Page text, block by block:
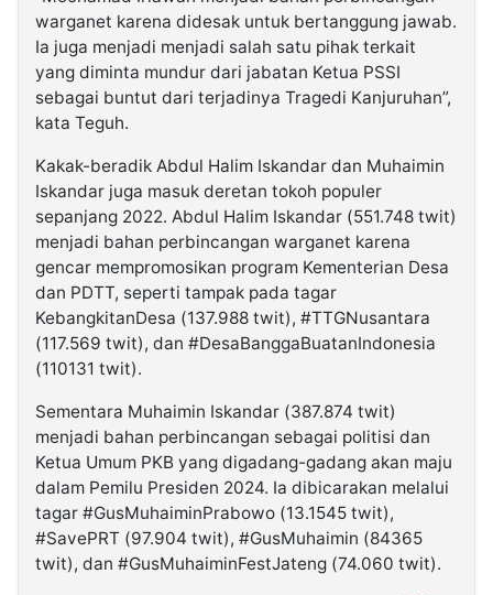
warganet karena didesak untuk bertanggung jawab.
Ia juga menjadi menjadi salah satu pihak terkait
yang diminta mundur dari jabatan Ketua PSSI
sebagai buntut dari terjadinya Tragedi Kanjuruhan”,
kata Teguh.
Kakak-beradik Abdul Halim Iskandar dan Muhaimin
Iskandar juga masuk deretan tokoh populer
sepanjang 2022. Abdul Halim Iskandar (551.748 twit)
menjadi bahan perbincangan warganet karena
gencar mempromosikan program Kementerian Desa
dan PDTT, seperti tampak pada tagar
KebangkitanDesa (137.988 twit), #TTGNusantara
(117.569 twit), dan #DesaBanggaBuatanIndonesia
(110131 twit).
Sementara Muhaimin Iskandar (387.874 twit)
menjadi bahan perbincangan sebagai politisi dan
Ketua Umum PKB yang digadang-gadang akan maju
dalam Pemilu Presiden 2024. Ia dibicarakan melalui
tagar #GusMuhaiminPrabowo (13.1545 twit),
#SavePRT (97.904 twit), #GusMuhaimin (84365
twit), dan #GusMuhaiminFestJateng (74.060 twit).